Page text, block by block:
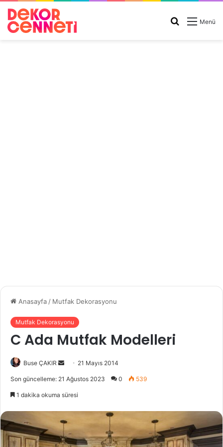
Menü
Arama
Anasayfa / Mutfak Dekorasyonu
Mutfak Dekorasyonu
C Ada Mutfak Modelleri
Buse ÇAKIR
e
-
p
o
21 Mayıs 2014
Son güncelleme: 21 Ağustos 2023 0 539
1 dakika okuma süresi